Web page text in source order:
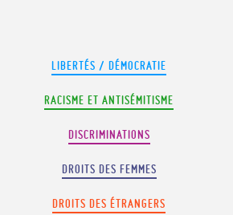
LIBERTÉS / DÉMOCRATIE
RACISME ET ANTISÉMITISME
DISCRIMINATIONS
DROITS DES FEMMES
DROITS DES ÉTRANGERS